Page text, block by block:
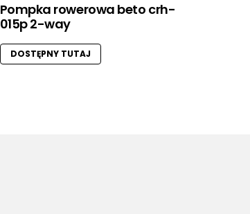
Pompka rowerowa beto crh-
015p 2-way
DOSTĘPNY TUTAJ